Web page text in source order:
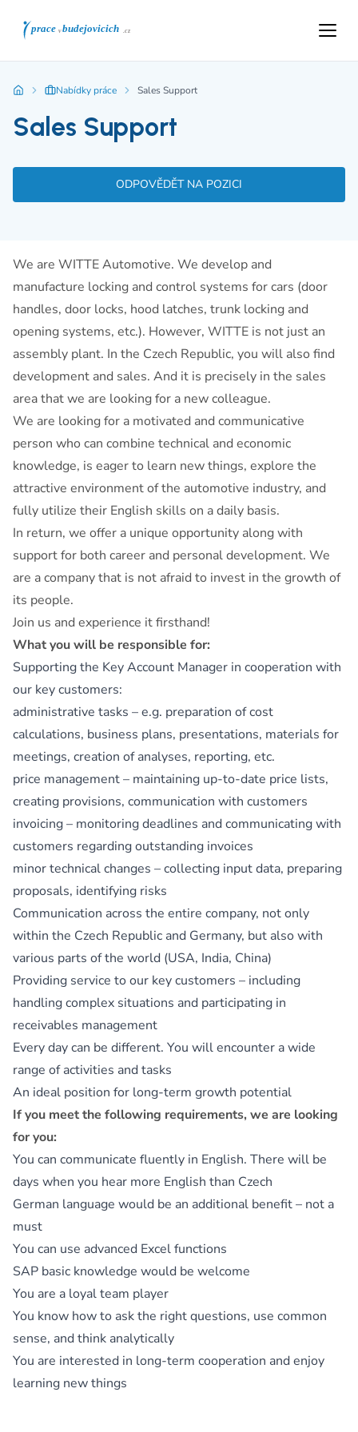
Nabídky práce Sales Support
Sales Support
ODPOVĚDĚT NA POZICI
We are WITTE Automotive. We develop and
manufacture locking and control systems for cars (door
handles, door locks, hood latches, trunk locking and
opening systems, etc.). However, WITTE is not just an
assembly plant. In the Czech Republic, you will also find
development and sales. And it is precisely in the sales
area that we are looking for a new colleague.
We are looking for a motivated and communicative
person who can combine technical and economic
knowledge, is eager to learn new things, explore the
attractive environment of the automotive industry, and
fully utilize their English skills on a daily basis.
In return, we offer a unique opportunity along with
support for both career and personal development. We
are a company that is not afraid to invest in the growth of
its people.
Join us and experience it firsthand!
What you will be responsible for:
Supporting the Key Account Manager in cooperation with
our key customers:
administrative tasks – e.g. preparation of cost
calculations, business plans, presentations, materials for
meetings, creation of analyses, reporting, etc.
price management – maintaining up-to-date price lists,
creating provisions, communication with customers
invoicing – monitoring deadlines and communicating with
customers regarding outstanding invoices
minor technical changes – collecting input data, preparing
proposals, identifying risks
Communication across the entire company, not only
within the Czech Republic and Germany, but also with
various parts of the world (USA, India, China)
Providing service to our key customers – including
handling complex situations and participating in
receivables management
Every day can be different. You will encounter a wide
range of activities and tasks
An ideal position for long-term growth potential
If you meet the following requirements, we are looking
for you:
You can communicate fluently in English. There will be
days when you hear more English than Czech
German language would be an additional benefit – not a
must
You can use advanced Excel functions
SAP basic knowledge would be welcome
You are a loyal team player
You know how to ask the right questions, use common
sense, and think analytically
You are interested in long-term cooperation and enjoy
learning new things